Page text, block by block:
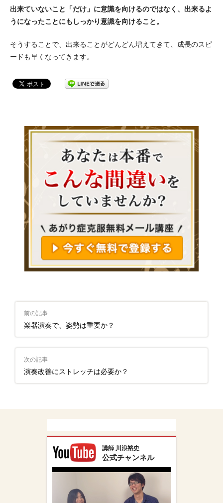
出来ていないこと「だけ」に意識を向けるのではなく、出来るよ
うになったことにもしっかり意識を向けること。
そうすることで、出来ることがどんどん増えてきて、成長のスピ
ードも早くなってきます。
前の記事
楽器演奏で、姿勢は重要か？
次の記事
演奏改善にストレッチは必要か？
講師 川浪裕史
公式チャンネル